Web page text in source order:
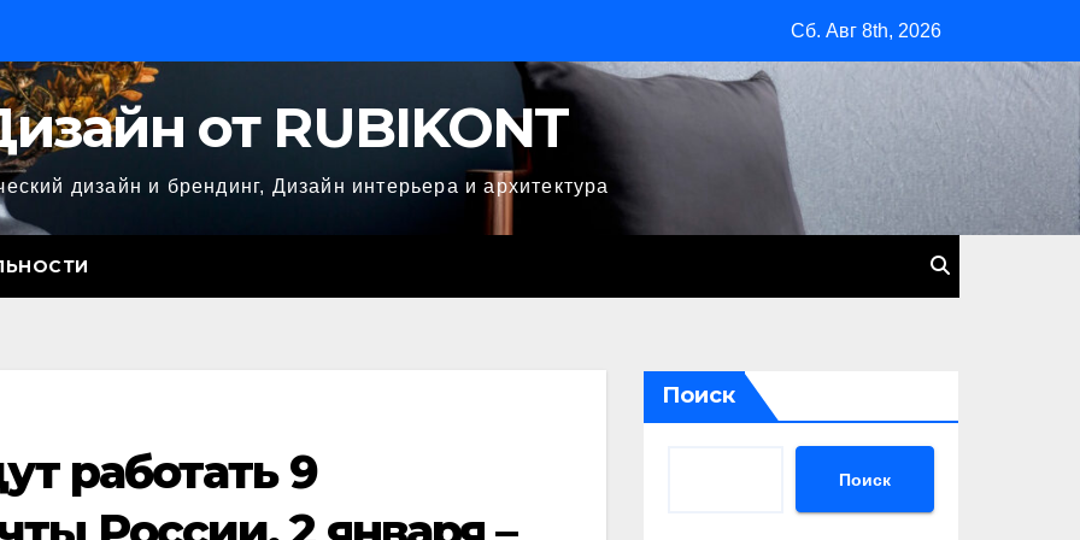
Сб. Авг 8th, 2026
от RUBIKONT
дизайн и брендинг, Дизайн интерьера и архитектура
работать 9
Поиск
Поиск